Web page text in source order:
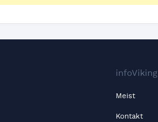
infoViking
Meist
Kontakt